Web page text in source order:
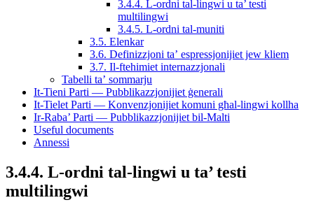
3.4.4. L-ordni tal-lingwi u ta’ testi
multilingwi
3.4.5. L-ordni tal-muniti
3.5. Elenkar
3.6. Definizzjoni ta’ espressjonijiet jew kliem
3.7. Il-ftehimiet internazzjonali
Tabelli ta’ sommarju
It-Tieni Parti — Pubblikazzjonijiet ġenerali
It-Tielet Parti — Konvenzjonijiet komuni għal‑lingwi kollha
Ir-Raba’ Parti — Pubblikazzjonijiet bil-Malti
Useful documents
Annessi
3.4.4. L-ordni tal-lingwi u ta’ testi
multilingwi